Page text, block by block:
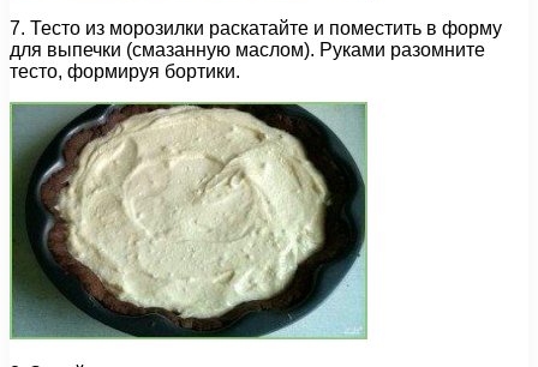
7. Тесто из морозилки раскатайте и поместить в форму
для выпечки (смазанную маслом). Руками разомните
тесто, формируя бортики.